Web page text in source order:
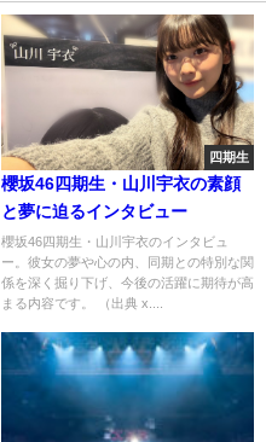
四期生
櫻坂46四期生・山川宇衣の素顔
と夢に迫るインタビュー
櫻坂46四期生・山川宇衣のインタビュ
ー。彼女の夢や心の内、同期との特別な関
係を深く掘り下げ、今後の活躍に期待が高
まる内容です。 （出典 x....